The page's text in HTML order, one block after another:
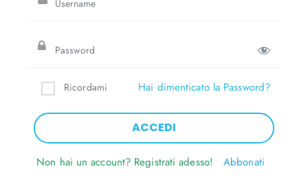
Ricordami Hai dimenticato la Password?
Non hai un account? Registrati adesso! Abbonati